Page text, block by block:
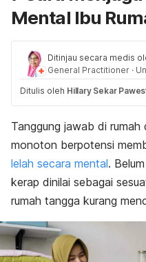
Mental Ibu
Ditinjau secara medis
General Practitioner ·
Ditulis oleh Hillary Sekar
Tanggung jawab di
monoton berpotensi
lelah secara mental.
kerap dinilai sebagai
rumah tangga kurang